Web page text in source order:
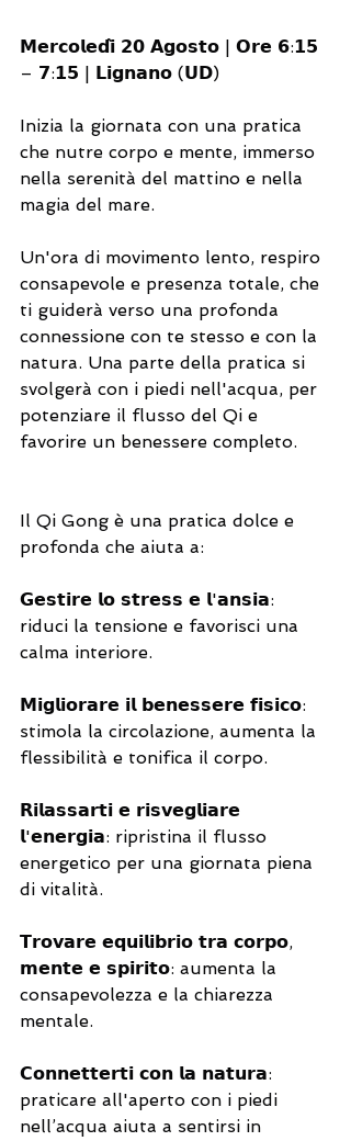
𝗠𝗲𝗿𝗰𝗼𝗹𝗲𝗱𝗶̀ 𝟮𝟬 𝗔𝗴𝗼𝘀𝘁𝗼 | 𝗢𝗿𝗲 𝟲:𝟭𝟱
– 𝟳:𝟭𝟱 | 𝗟𝗶𝗴𝗻𝗮𝗻𝗼 (𝗨𝗗)
Inizia la giornata con una pratica
che nutre corpo e mente, immerso
nella serenità del mattino e nella
magia del mare.
Un'ora di movimento lento, respiro
consapevole e presenza totale, che
ti guiderà verso una profonda
connessione con te stesso e con la
natura. Una parte della pratica si
svolgerà con i piedi nell'acqua, per
potenziare il flusso del Qi e
favorire un benessere completo.
Il Qi Gong è una pratica dolce e
profonda che aiuta a:
𝗚𝗲𝘀𝘁𝗶𝗿𝗲 𝗹𝗼 𝘀𝘁𝗿𝗲𝘀𝘀 𝗲 𝗹'𝗮𝗻𝘀𝗶𝗮:
riduci la tensione e favorisci una
calma interiore.
𝗠𝗶𝗴𝗹𝗶𝗼𝗿𝗮𝗿𝗲 𝗶𝗹 𝗯𝗲𝗻𝗲𝘀𝘀𝗲𝗿𝗲 𝗳𝗶𝘀𝗶𝗰𝗼:
stimola la circolazione, aumenta la
flessibilità e tonifica il corpo.
𝗥𝗶𝗹𝗮𝘀𝘀𝗮𝗿𝘁𝗶 𝗲 𝗿𝗶𝘀𝘃𝗲𝗴𝗹𝗶𝗮𝗿𝗲
𝗹'𝗲𝗻𝗲𝗿𝗴𝗶𝗮: ripristina il flusso
energetico per una giornata piena
di vitalità.
𝗧𝗿𝗼𝘃𝗮𝗿𝗲 𝗲𝗾𝘂𝗶𝗹𝗶𝗯𝗿𝗶𝗼 𝘁𝗿𝗮 𝗰𝗼𝗿𝗽𝗼,
𝗺𝗲𝗻𝘁𝗲 𝗲 𝘀𝗽𝗶𝗿𝗶𝘁𝗼: aumenta la
consapevolezza e la chiarezza
mentale.
𝗖𝗼𝗻𝗻𝗲𝘁𝘁𝗲𝗿𝘁𝗶 𝗰𝗼𝗻 𝗹𝗮 𝗻𝗮𝘁𝘂𝗿𝗮:
praticare all'aperto con i piedi
nell’acqua aiuta a sentirsi in